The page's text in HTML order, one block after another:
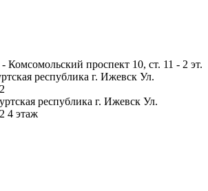
проспект 10, ст. 11 - 2 эт.
республика г. Ижевск Ул.
республика г. Ижевск Ул.
4 этаж